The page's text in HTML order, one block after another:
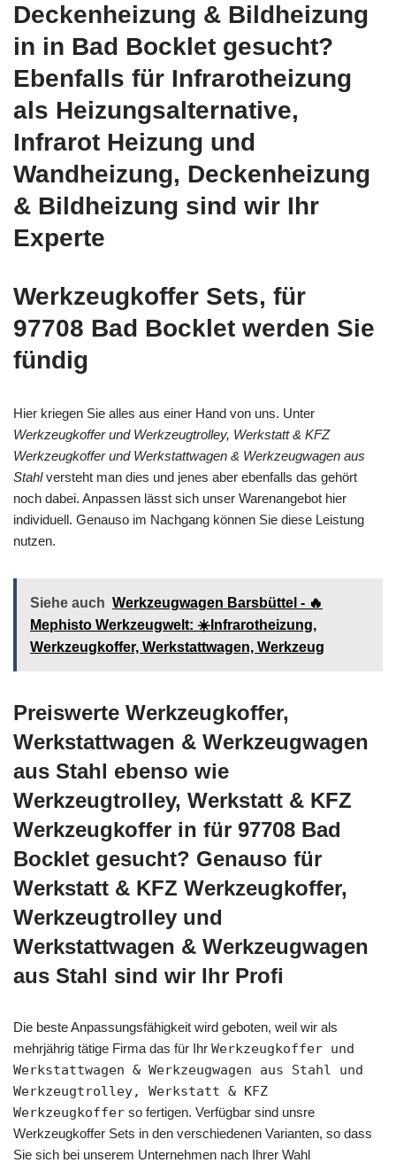
Deckenheizung & Bildheizung
in in Bad Bocklet gesucht?
Ebenfalls für Infrarotheizung
als Heizungsalternative,
Infrarot Heizung und
Wandheizung, Deckenheizung
& Bildheizung sind wir Ihr
Experte
Werkzeugkoffer Sets, für
97708 Bad Bocklet werden Sie
fündig
Hier kriegen Sie alles aus einer Hand von uns. Unter
Werkzeugkoffer und Werkzeugtrolley, Werkstatt & KFZ
Werkzeugkoffer und Werkstattwagen & Werkzeugwagen aus
Stahlversteht man dies und jenes aber ebenfalls das gehört
noch dabei. Anpassen lässt sich unser Warenangebot hier
individuell. Genauso im Nachgang können Sie diese Leistung
nutzen.
Siehe auch Werkzeugwagen Barsbüttel - 🔥
Mephisto Werkzeugwelt: ☀️Infrarotheizung,
Werkzeugkoffer, Werkstattwagen, Werkzeug
Preiswerte Werkzeugkoffer,
Werkstattwagen & Werkzeugwagen
aus Stahl ebenso wie
Werkzeugtrolley, Werkstatt & KFZ
Werkzeugkoffer in für 97708 Bad
Bocklet gesucht? Genauso für
Werkstatt & KFZ Werkzeugkoffer,
Werkzeugtrolley und
Werkstattwagen & Werkzeugwagen
aus Stahl sind wir Ihr Profi
Die beste Anpassungsfähigkeit wird geboten, weil wir als
mehrjährig tätige Firma das für Ihr Werkzeugkoffer und
Werkstattwagen & Werkzeugwagen aus Stahl und
Werkzeugtrolley, Werkstatt & KFZ
Werkzeugkoffer so fertigen. Verfügbar sind unsre
Werkzeugkoffer Sets in den verschiedenen Varianten, so dass
Sie sich bei unserem Unternehmen nach Ihrer Wahl